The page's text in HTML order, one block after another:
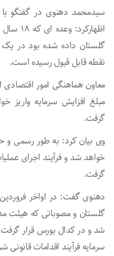
سیدمحمد دهنوی در گفتگو
نقطه قابل قبول رسیده است.
معاون هماهنگی امور اقتصادی
مبلغ افزایش سرمایه واریز
گرفت.
وی بیان کرد: به طور رسمی
خواهد شد و فرآیند اجرای
گرفت.
دهنوی گفت: در اواخر
گلستان و مصوباتی که هیئت
شد و در کدال بورس قرار
سرمایه فرآیند اقدامات